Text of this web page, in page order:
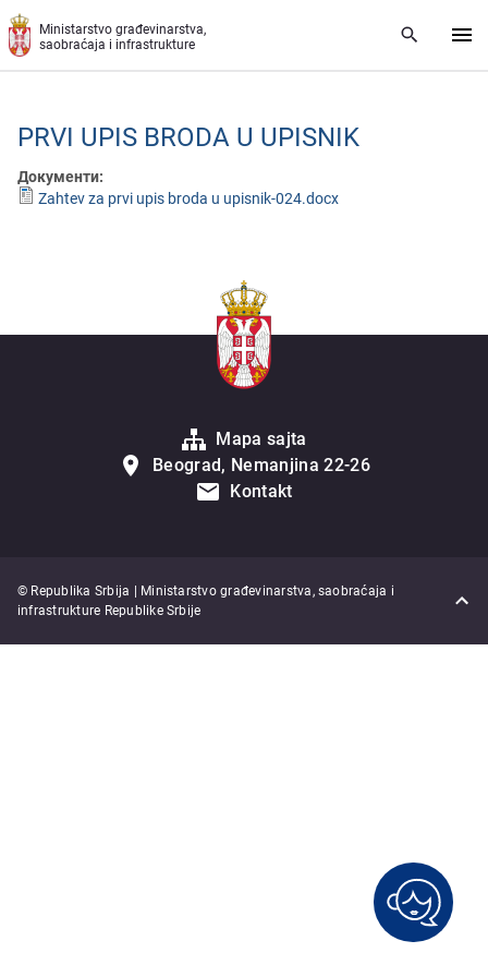
Preskoči na glavni deo sadržaja
Ministarstvo građevinarstva,
saobraćaja i infrastrukture
PRVI UPIS BRODA U UPISNIK
Документи:
Zahtev za prvi upis broda u upisnik-024.docx
Mapa sajta
Beograd, Nemanjina 22-26
Kontakt
© Republika Srbija | Ministarstvo građevinarstva, saobraćaja i
infrastrukture Republike Srbije